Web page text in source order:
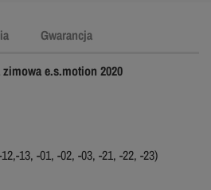
Gwarancja
e.s.motion 2020
13, -01, -02, -03, -21, -22, -23)